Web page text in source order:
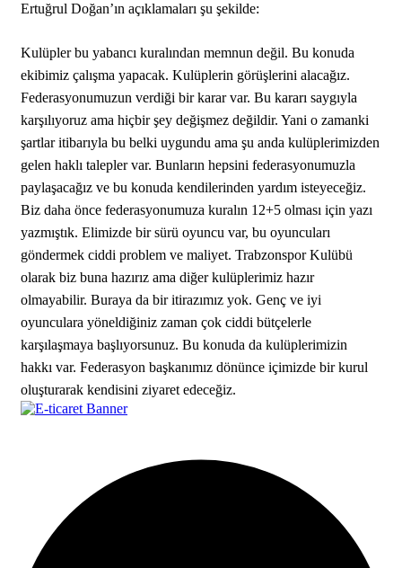
Ertuğrul Doğan’ın açıklamaları şu şekilde:
Kulüpler bu yabancı kuralından memnun değil. Bu konuda
ekibimiz çalışma yapacak. Kulüplerin görüşlerini alacağız.
Federasyonumuzun verdiği bir karar var. Bu kararı saygıyla
karşılıyoruz ama hiçbir şey değişmez değildir. Yani o zamanki
şartlar itibarıyla bu belki uygundu ama şu anda kulüplerimizden
gelen haklı talepler var. Bunların hepsini federasyonumuzla
paylaşacağız ve bu konuda kendilerinden yardım isteyeceğiz.
Biz daha önce federasyonumuza kuralın 12+5 olması için yazı
yazmıştık. Elimizde bir sürü oyuncu var, bu oyuncuları
göndermek ciddi problem ve maliyet. Trabzonspor Kulübü
olarak biz buna hazırız ama diğer kulüplerimiz hazır
olmayabilir. Buraya da bir itirazımız yok. Genç ve iyi
oyunculara yöneldiğiniz zaman çok ciddi bütçelerle
karşılaşmaya başlıyorsunuz. Bu konuda da kulüplerimizin
hakkı var. Federasyon başkanımız dönünce içimizde bir kurul
oluşturarak kendisini ziyaret edeceğiz.